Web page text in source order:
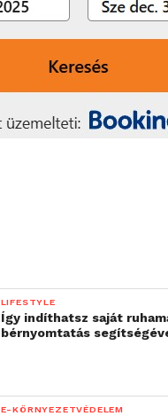
LIFESTYLE
Így indíthatsz saját
bérnyomtatás
E-KÖRNYEZETVÉDELEM